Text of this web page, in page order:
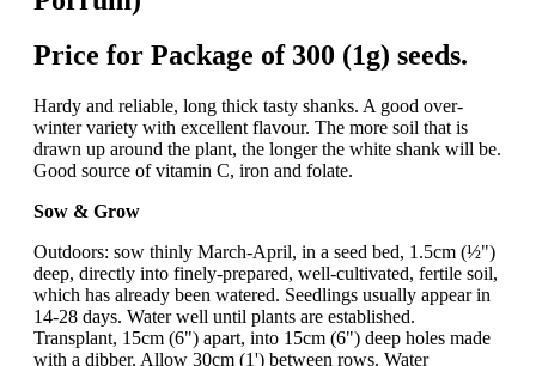
Price for Package of 300 (1g) seeds.
Hardy and reliable, long thick tasty shanks. A good over-
winter variety with excellent flavour. The more soil that is
drawn up around the plant, the longer the white shank will be.
Good source of vitamin C, iron and folate.
Sow & Grow
Outdoors: sow thinly March-April, in a seed bed, 1.5cm (½")
deep, directly into finely-prepared, well-cultivated, fertile soil,
which has already been watered. Seedlings usually appear in
14-28 days. Water well until plants are established.
Transplant, 15cm (6") apart, into 15cm (6") deep holes made
with a dibber. Allow 30cm (1') between rows. Water